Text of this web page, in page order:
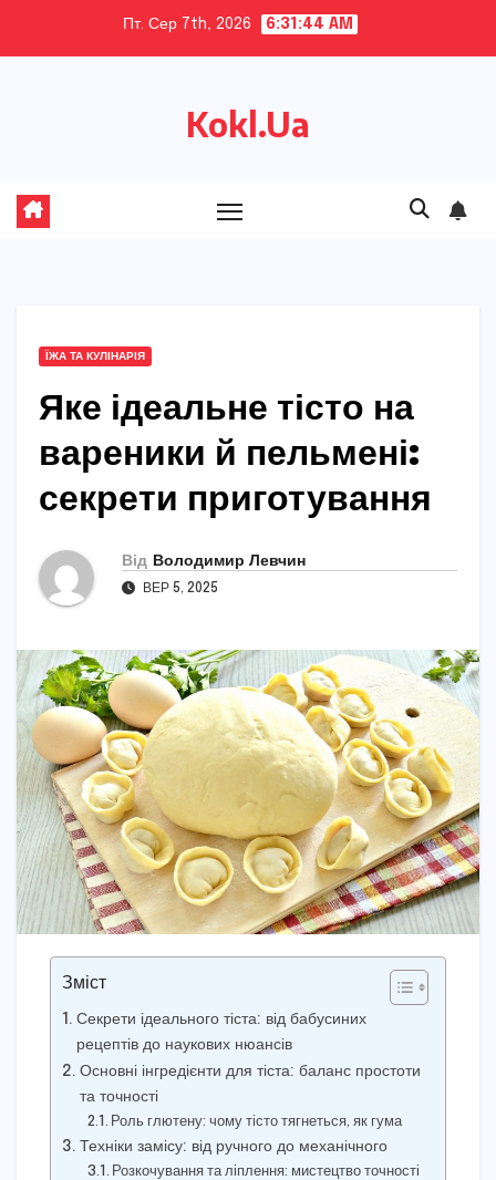
Пт. Сер 7th, 2026 6:31:46 AM
Kokl.Ua
ЇЖА ТА КУЛІНАРІЯ
Яке ідеальне тісто на
вареники й пельмені:
секрети приготування
Від Володимир Левчин
ВЕР 5, 2025
Зміст
Секрети ідеального тіста: від бабусиних
рецептів до наукових нюансів
Основні інгредієнти для тіста: баланс простоти
та точності
Роль глютену: чому тісто тягнеться, як гума
Техніки замісу: від ручного до механічного
Розкочування та ліплення: мистецтво точності